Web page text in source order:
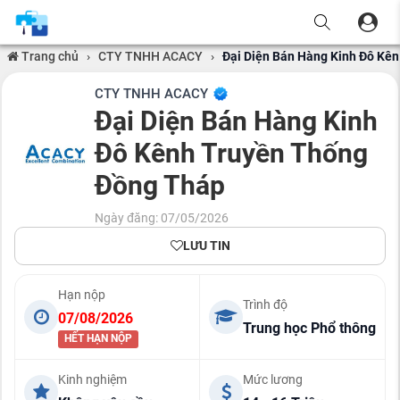
Trang chủ › CTY TNHH ACACY › Đại Diện Bán Hàng Kinh Đô
CTY TNHH ACACY
Đại Diện Bán Hàng Kinh
Đô Kênh Truyền Thống
Đồng Tháp
Ngày đăng: 07/05/2026
LƯU TIN
Hạn nộp
07/08/2026
HẾT HẠN NỘP
Trình độ
Trung học Phổ thông
Kinh nghiệm Mức lương